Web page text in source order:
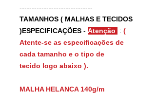
------------------------------
TAMANHOS ( MALHAS E TECIDOS
)ESPECIFICAÇÕES - Atenção : (
Atente-se as especificações de
cada tamanho e o tipo de
tecido logo abaixo ).
MALHA HELANCA 140g/m